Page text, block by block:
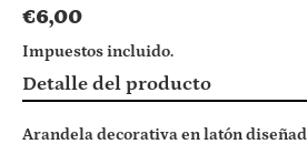
Precio
habitual
€6,00
Impuestos incluido.
Agregando
el
producto
Detalle del producto
Arandela decorativa en latón